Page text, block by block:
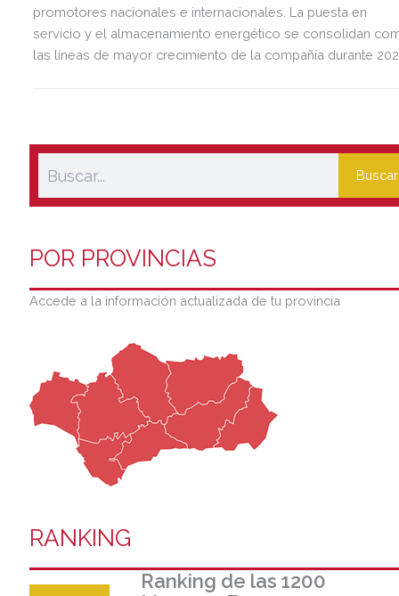
promotores nacionales e internacionales. La puesta en
servicio y el almacenamiento energético se consolidan
las líneas de mayor crecimiento de la compañía durante
Buscar
POR PROVINCIAS
Accede a la información actualizada de tu provincia
RANKING
Ranking de las 1200